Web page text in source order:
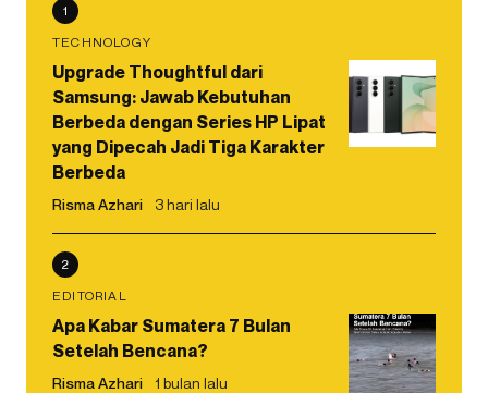
1
TECHNOLOGY
Upgrade Thoughtful dari
Samsung: Jawab Kebutuhan
Berbeda dengan Series HP Lipat
yang Dipecah Jadi Tiga Karakter
Berbeda
Risma Azhari 3 hari lalu
2
EDITORIAL
Apa Kabar Sumatera 7 Bulan
Setelah Bencana?
Risma Azhari 1 bulan lalu